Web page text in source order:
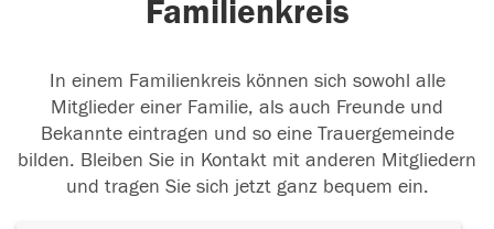
Familienkreis
In einem Familienkreis können sich sowohl alle
Mitglieder einer Familie, als auch Freunde und
Bekannte eintragen und so eine Trauergemeinde
bilden. Bleiben Sie in Kontakt mit anderen Mitgliedern
und tragen Sie sich jetzt ganz bequem ein.